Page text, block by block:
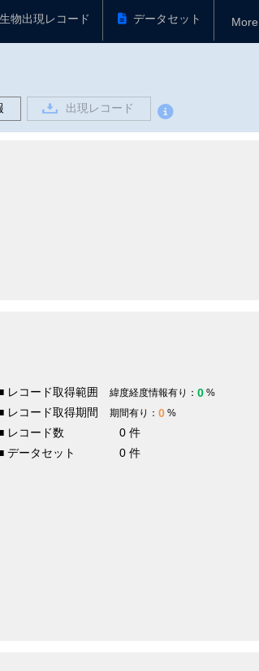
生物出現レコード データセット More
出現レコード
レコード取得範囲 緯度経度情報有り： 0 %
レコード取得期間 期間有り： 0 %
レコード数
0 件
データセット
0 件